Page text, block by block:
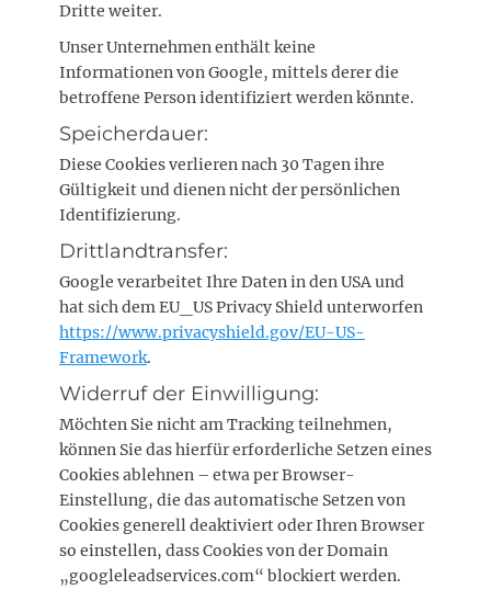
Dritte weiter.
Unser Unternehmen enthält keine
Informationen von Google, mittels derer die
betroffene Person identifiziert werden könnte.
Speicherdauer:
Diese Cookies verlieren nach 30 Tagen ihre
Gültigkeit und dienen nicht der persönlichen
Identifizierung.
Drittlandtransfer:
Google verarbeitet Ihre Daten in den USA und
hat sich dem EU_US Privacy Shield unterworfen
https://www.privacyshield.gov/EU-US-
Framework.
Widerruf der Einwilligung:
Möchten Sie nicht am Tracking teilnehmen,
können Sie das hierfür erforderliche Setzen eines
Cookies ablehnen – etwa per Browser-
Einstellung, die das automatische Setzen von
Cookies generell deaktiviert oder Ihren Browser
so einstellen, dass Cookies von der Domain
„googleleadservices.com“ blockiert werden.